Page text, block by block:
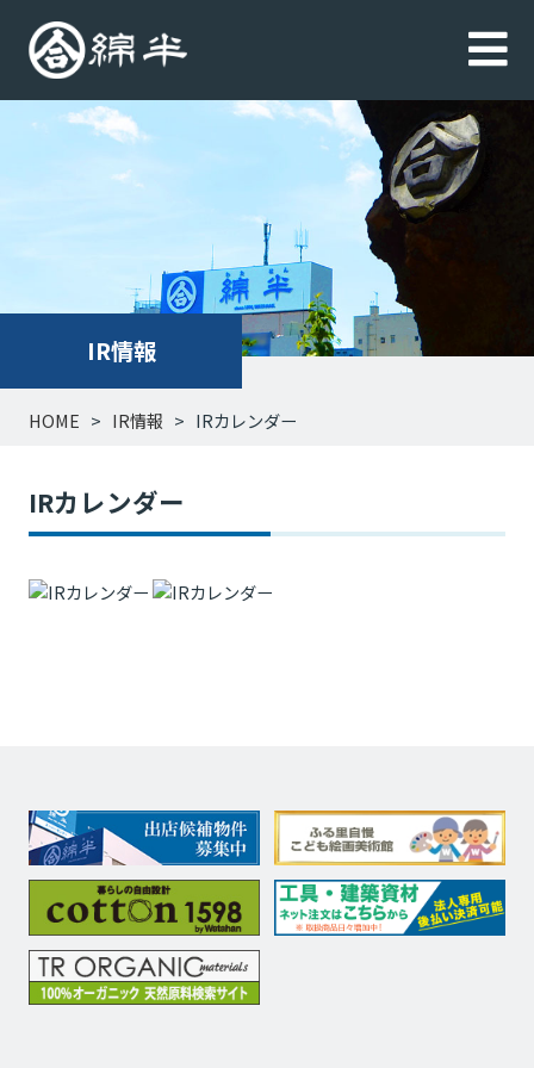
IR情報
HOME IR情報 IRカレンダー
IRカレンダー